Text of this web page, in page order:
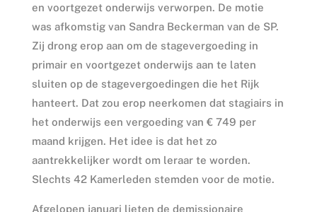
en voortgezet onderwijs verworpen. De motie
was afkomstig van Sandra Beckerman van de SP.
Zij drong erop aan om de stagevergoeding in
primair en voortgezet onderwijs aan te laten
sluiten op de stagevergoedingen die het Rijk
hanteert. Dat zou erop neerkomen dat stagiairs in
het onderwijs een vergoeding van € 749 per
maand krijgen. Het idee is dat het zo
aantrekkelijker wordt om leraar te worden.
Slechts 42 Kamerleden stemden voor de motie.
Afgelopen januari lieten de demissionaire